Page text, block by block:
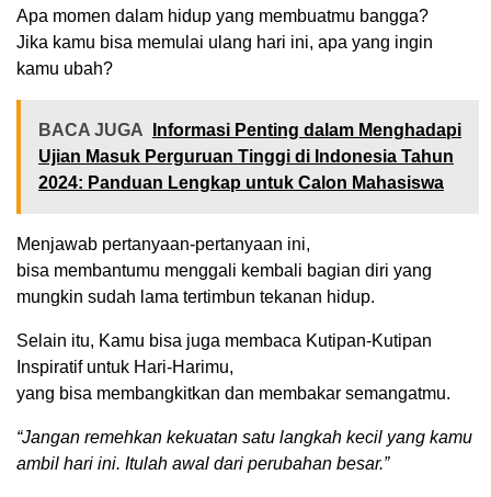
Apa momen dalam hidup yang membuatmu bangga?
Jika kamu bisa memulai ulang hari ini, apa yang ingin
kamu ubah?
BACA JUGA
Informasi Penting dalam Menghadapi
Ujian Masuk Perguruan Tinggi di Indonesia Tahun
2024: Panduan Lengkap untuk Calon Mahasiswa
Menjawab pertanyaan-pertanyaan ini,
bisa membantumu menggali kembali bagian diri yang
mungkin sudah lama tertimbun tekanan hidup.
Selain itu, Kamu bisa juga membaca Kutipan-Kutipan
Inspiratif untuk Hari-Harimu,
yang bisa membangkitkan dan membakar semangatmu.
“Jangan remehkan kekuatan satu langkah kecil yang kamu
ambil hari ini. Itulah awal dari perubahan besar.”